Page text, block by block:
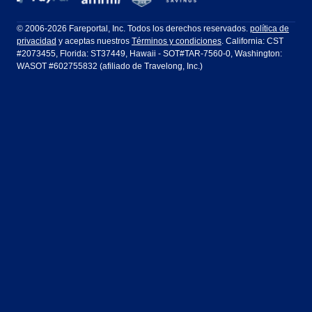
LATAM Airlines Lufthansa
Air Europa Turkish Airlines
Ft Lauderdale Honolulu
Houston Las Vegas
Los Ángeles Miami
Dublín Frankfurt
Guadalajara Lima
© 2006-2026 Fareportal, Inc. Todos los derechos reservados. política de
privacidad y aceptas nuestros Términos y condiciones. California: CST
#2073455, Florida: ST37449, Hawaii - SOT#TAR-7560-0, Washington:
WASOT #602755832 (afiliado de Travelong, Inc.)